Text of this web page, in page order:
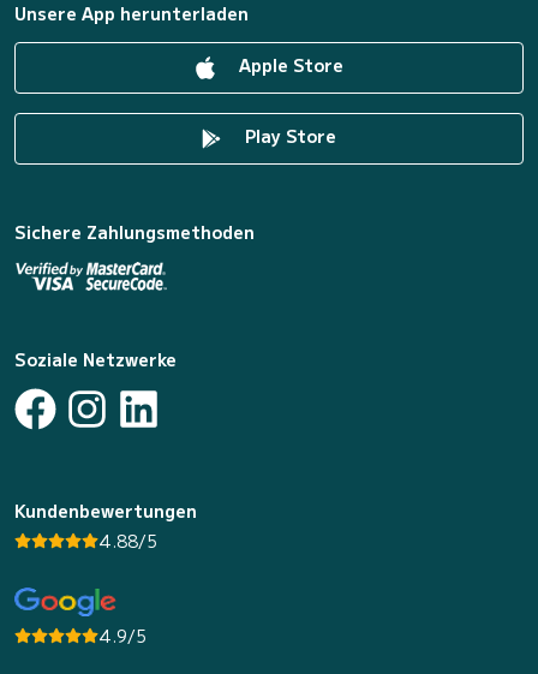
Unsere App herunterladen
Apple Store
Play Store
Sichere Zahlungsmethoden
Soziale Netzwerke
Kundenbewertungen
4.88/5
4.9/5